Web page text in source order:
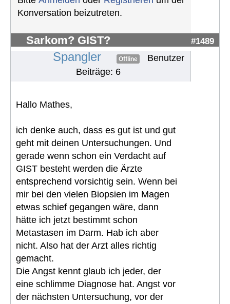
Konversation beizutreten.
Sarkom? GIST? #1489
Spangler Offline
Benutzer
Beiträge: 6
Hallo Mathes,
ich denke auch, dass es gut ist und gut
geht mit deinen Untersuchungen. Und
gerade wenn schon ein Verdacht auf
GIST besteht werden die Ärzte
entsprechend vorsichtig sein. Wenn bei
mir bei den vielen Biopsien im Magen
etwas schief gegangen wäre, dann
hätte ich jetzt bestimmt schon
Metastasen im Darm. Hab ich aber
nicht. Also hat der Arzt alles richtig
gemacht.
Die Angst kennt glaub ich jeder, der
eine schlimme Diagnose hat. Angst vor
der nächsten Untersuchung, vor der